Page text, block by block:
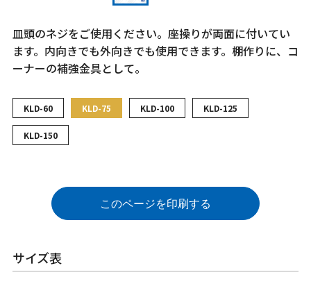
皿頭のネジをご使用ください。座操りが両面に付いてい
ます。内向きでも外向きでも使用できます。棚作りに、コ
ーナーの補強金具として。
KLD-60 KLD-75 KLD-100 KLD-125
KLD-150
このページを印刷する
サイズ表